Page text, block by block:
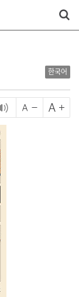
한국어